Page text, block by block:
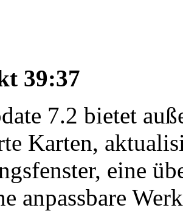
39:37
7.2 bietet
Karten,
eine
anpassbare